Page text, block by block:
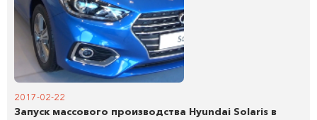
2017-02-22
Запуск массового производства Hyundai Solaris в